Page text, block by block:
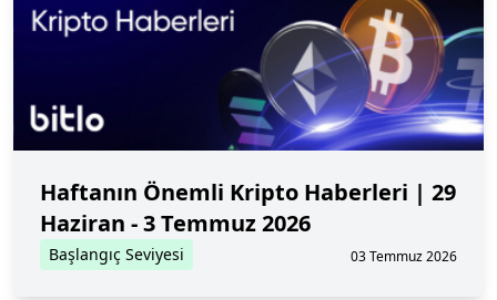
Haftanın Önemli Kripto Haberleri | 29
Haziran - 3 Temmuz 2026
Başlangıç Seviyesi 03 Temmuz 2026